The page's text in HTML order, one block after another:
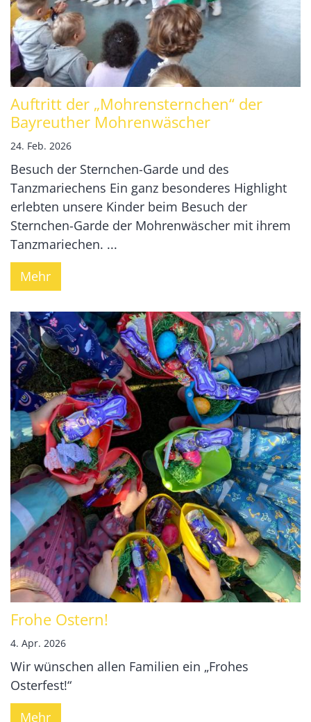
Auftritt der „Mohrensternchen“ der
Bayreuther Mohrenwäscher
24. Feb. 2026
Besuch der Sternchen-Garde und des
Tanzmariechens Ein ganz besonderes Highlight
erlebten unsere Kinder beim Besuch der
Sternchen-Garde der Mohrenwäscher mit ihrem
Tanzmariechen. ...
Mehr
Frohe Ostern!
4. Apr. 2026
Wir wünschen allen Familien ein „Frohes
Osterfest!“
Mehr